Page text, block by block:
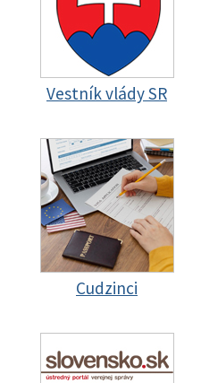
Vestník vlády SR
Cudzinci